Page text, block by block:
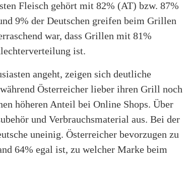
Fleisch gehört mit 82% (AT) bzw. 87%
9% der Deutschen greifen beim Grillen
war, dass Grillen mit 81%
ist.
angeht, zeigen sich deutliche
Österreicher lieber ihren Grill noch
höheren Anteil bei Online Shops. Über
und Verbrauchsmaterial aus. Bei der
uneinig. Österreicher bevorzugen zu
64% egal ist, zu welcher Marke beim